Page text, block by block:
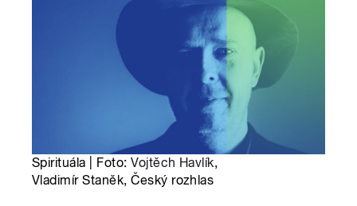
Spirituála | Foto:Vojtěch Havlík,
Vladimír Staněk, Český rozhlas